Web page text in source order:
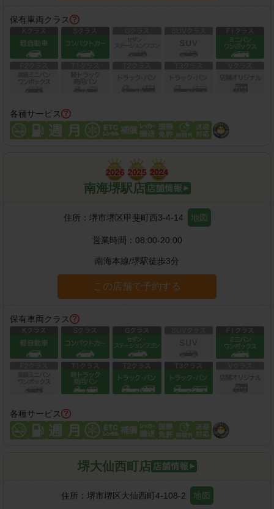
保有車両クラス
各種サービス
南海堺駅店
住所： 堺市堺区甲斐町西3-4-14 地図
営業時間： 08:00-20:00
南海本線/堺駅徒歩3分
この店舗で予約する
保有車両クラス
各種サービス
堺大仙西町店
住所： 堺市堺区大仙西町4-108-2 地図